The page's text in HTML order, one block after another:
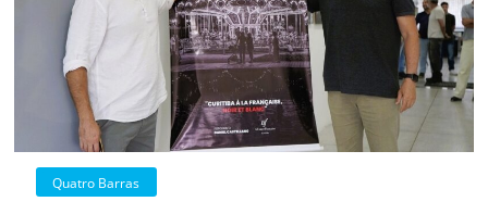
Quatro Barras